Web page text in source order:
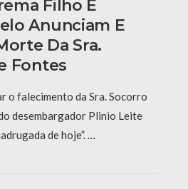
Filho E
Anunciam E
Da Sra.
Fontes
o falecimento da Sra. Socorro
desembargador Plinio Leite
de hoje”. …